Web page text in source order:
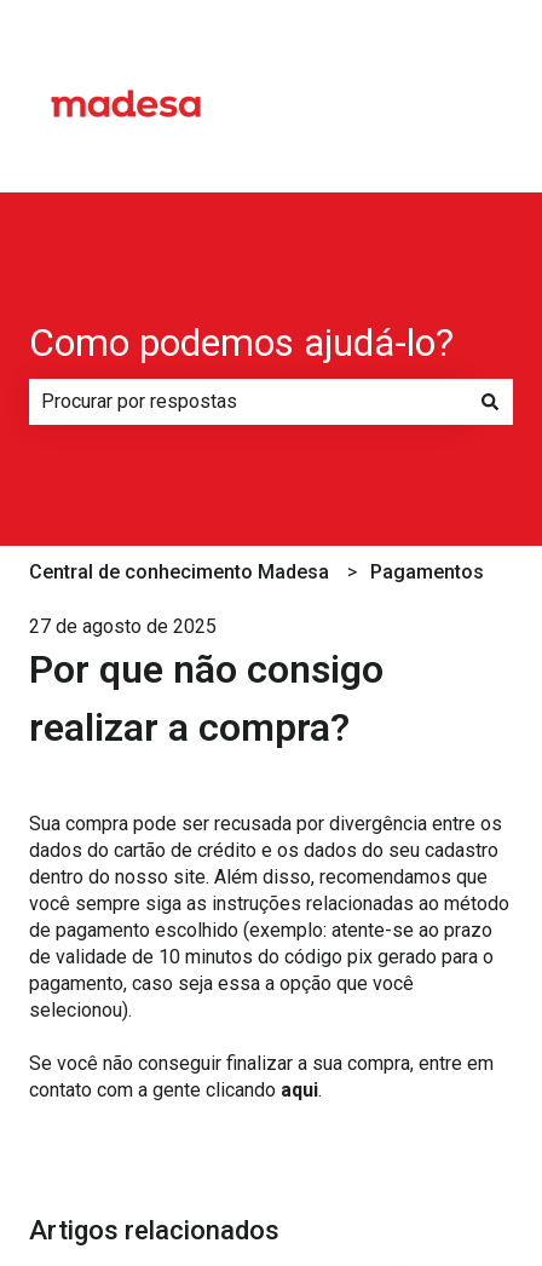
Como podemos ajudá-lo?
Central de conhecimento Madesa Pagamentos
27 de agosto de 2025
Por que não consigo
realizar a compra?
Sua compra pode ser recusada por divergência entre os
dados do cartão de crédito e os dados do seu cadastro
dentro do nosso site. Além disso, recomendamos que
você sempre siga as instruções relacionadas ao método
de pagamento escolhido (exemplo: atente-se ao prazo
de validade de 10 minutos do código pix gerado para o
pagamento, caso seja essa a opção que você
selecionou).
Se você não conseguir finalizar a sua compra, entre em
contato com a gente clicando aqui.
Artigos relacionados